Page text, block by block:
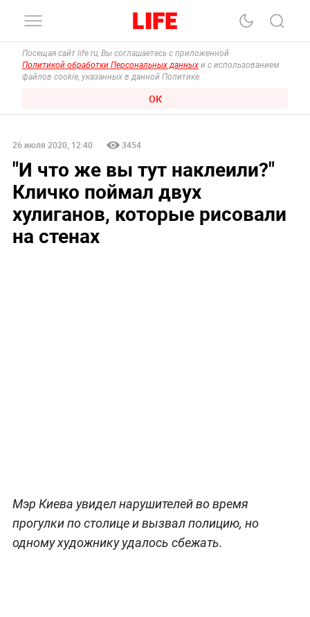
Посещая сайт life.ru, Вы соглашаетесь с приложенной
Политикой обработки Персональных данных и с использованием
файлов cookie, указанных в данной Политике.
ОК
26 июля 2020, 12:40 3454
"И что же вы тут наклеили?"
Кличко поймал двух
хулиганов, которые рисовали
на стенах
Мэр Киева увидел нарушителей во время
прогулки по столице и вызвал полицию, но
одному художнику удалось сбежать.